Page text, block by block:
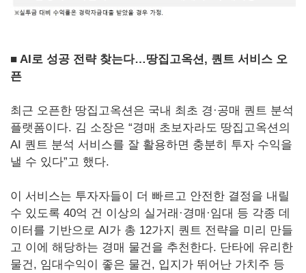
■ AI로 성공 전략 찾는다…땅집고옥션, 퀀트 서비스 오
픈
최근 오픈한 땅집고옥션은 국내 최초 경·공매 퀀트 분석
플랫폼이다. 김 소장은 “경매 초보자라도 땅집고옥션의
AI 퀀트 분석 서비스를 잘 활용하면 충분히 투자 수익을
낼 수 있다”고 했다.
이 서비스는 투자자들이 더 빠르고 안전한 결정을 내릴
수 있도록 40억 건 이상의 실거래·경매·임대 등 각종 데
이터를 기반으로 AI가 총 12가지 퀀트 전략을 미리 만들
고 이에 해당하는 경매 물건을 추천한다. 단타에 유리한
물건, 임대수익이 좋은 물건, 입지가 뛰어난 가치주 등